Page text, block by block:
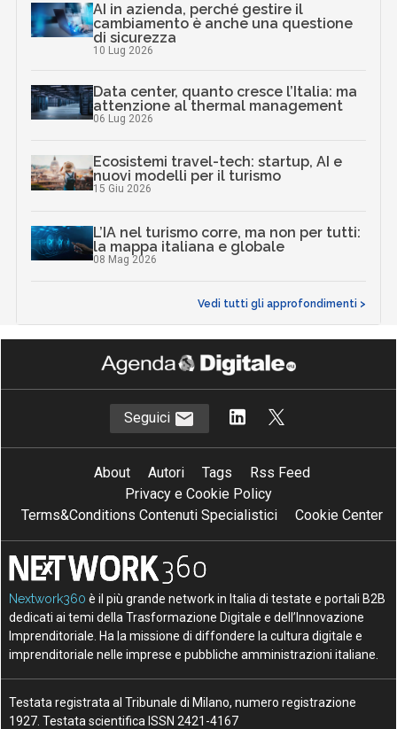
AI in azienda, perché gestire il
cambiamento è anche una questione
di sicurezza
10 Lug 2026
Data center, quanto cresce l’Italia: ma
attenzione al thermal management
06 Lug 2026
Ecosistemi travel-tech: startup, AI e
nuovi modelli per il turismo
15 Giu 2026
L’IA nel turismo corre, ma non per tutti:
la mappa italiana e globale
08 Mag 2026
Vedi tutti gli approfondimenti >
Seguici
About Autori Tags
Rss Feed
Privacy e Cookie Policy
Terms&Conditions Contenuti Specialistici
Cookie Center
Nextwork360 è il più grande network in Italia di testate e portali B2B
dedicati ai temi della Trasformazione Digitale e dell’Innovazione
Imprenditoriale. Ha la missione di diffondere la cultura digitale e
imprenditoriale nelle imprese e pubbliche amministrazioni italiane.
Testata registrata al Tribunale di Milano, numero registrazione
1927. Testata scientifica ISSN 2421-4167